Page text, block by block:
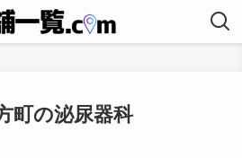
町の泌尿器科